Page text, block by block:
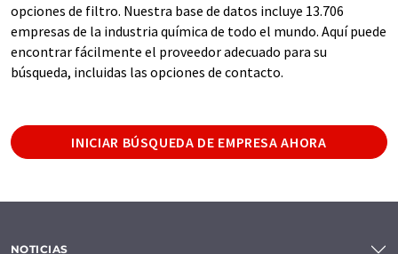
opciones de filtro. Nuestra base de datos incluye 13.706
empresas de la industria química de todo el mundo. Aquí puede
encontrar fácilmente el proveedor adecuado para su
búsqueda, incluidas las opciones de contacto.
INICIAR BÚSQUEDA DE EMPRESA AHORA
NOTICIAS